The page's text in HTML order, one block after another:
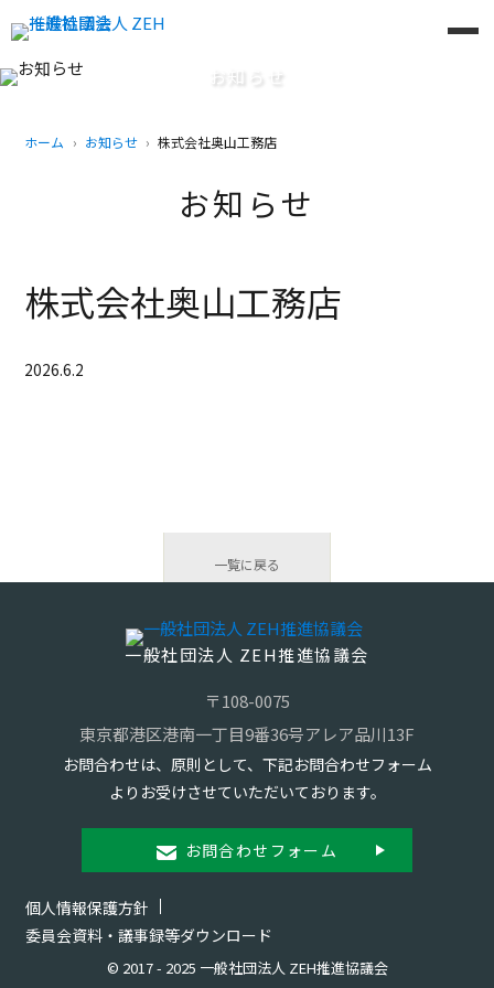
お知らせ
ホーム お知らせ 株式会社奥山工務店
お知らせ
株式会社奥山工務店
2026.6.2
一覧に戻る
一般社団法人 ZEH推進協議会
〒108-0075
東京都港区港南一丁目9番36号アレア品川13F
お問合わせは、原則として、下記お問合わせフォーム
よりお受けさせていただいております。
お問合わせフォーム
個人情報保護方針
委員会資料・議事録等ダウンロード
© 2017 - 2025 一般社団法人 ZEH推進協議会